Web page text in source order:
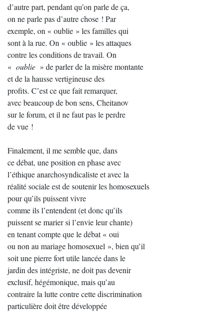
d’autre part, pendant qu’on parle de ça,
on ne parle pas d’autre chose ! Par
exemple, on « oublie » les familles qui
sont à la rue. On « oublie » les attaques
contre les conditions de travail. On
« oublie » de parler de la misère montante
et de la hausse vertigineuse des
profits. C’est ce que fait remarquer,
avec beaucoup de bon sens, Cheitanov
sur le forum, et il ne faut pas le perdre
de vue !
Finalement, il me semble que, dans
ce débat, une position en phase avec
l’éthique anarchosyndicaliste et avec la
réalité sociale est de soutenir les homosexuels
pour qu’ils puissent vivre
comme ils l’entendent (et donc qu’ils
puissent se marier si l’envie leur chante)
en tenant compte que le débat « oui
ou non au mariage homosexuel », bien qu’il
soit une pierre fort utile lancée dans le
jardin des intégriste, ne doit pas devenir
exclusif, hégémonique, mais qu’au
contraire la lutte contre cette discrimination
particulière doit être développée